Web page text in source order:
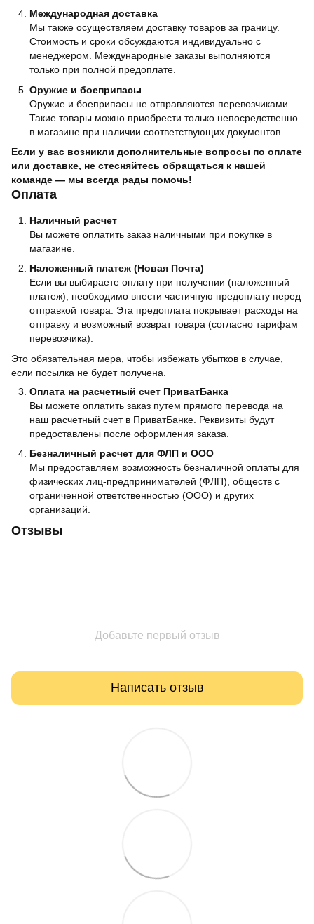
Международная доставка
Мы также осуществляем доставку товаров за границу.
Стоимость и сроки обсуждаются индивидуально с
менеджером. Международные заказы выполняются
только при полной предоплате.
Оружие и боеприпасы
Оружие и боеприпасы не отправляются перевозчиками.
Такие товары можно приобрести только непосредственно
в магазине при наличии соответствующих документов.
Если у вас возникли дополнительные вопросы по оплате
или доставке, не стесняйтесь обращаться к нашей
команде — мы всегда рады помочь!
Оплата
Наличный расчет
Вы можете оплатить заказ наличными при покупке в
магазине.
Наложенный платеж (Новая Почта)
Если вы выбираете оплату при получении (наложенный
платеж), необходимо внести частичную предоплату перед
отправкой товара. Эта предоплата покрывает расходы на
отправку и возможный возврат товара (согласно тарифам
перевозчика).
Это обязательная мера, чтобы избежать убытков в случае,
если посылка не будет получена.
Оплата на расчетный счет ПриватБанка
Вы можете оплатить заказ путем прямого перевода на
наш расчетный счет в ПриватБанке. Реквизиты будут
предоставлены после оформления заказа.
Безналичный расчет для ФЛП и ООО
Мы предоставляем возможность безналичной оплаты для
физических лиц-предпринимателей (ФЛП), обществ с
ограниченной ответственностью (ООО) и других
организаций.
Отзывы
Добавьте первый отзыв
Написать отзыв